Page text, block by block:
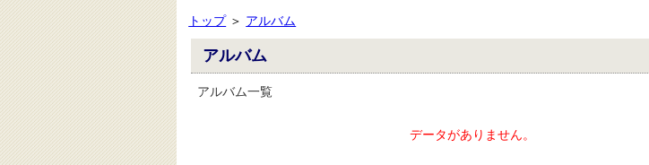
トップ＞ アルバム
アルバム
アルバム一覧
データがありません。